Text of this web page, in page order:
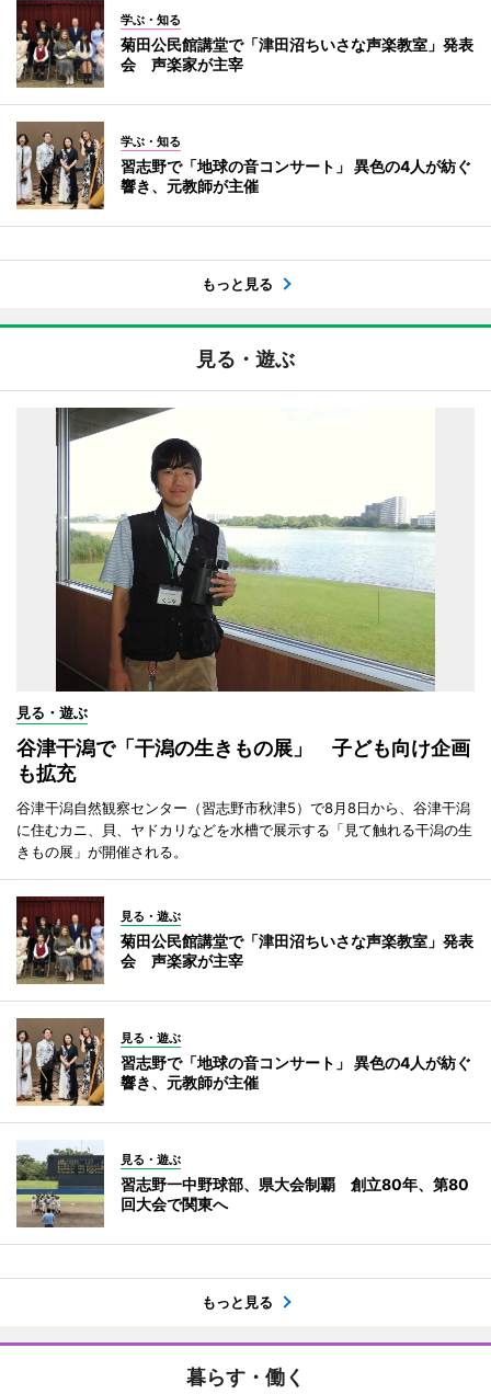
学ぶ・知る
菊田公民館講堂で「津田沼ちいさな声楽教室」発表
会 声楽家が主宰
学ぶ・知る
習志野で「地球の音コンサート」 異色の4人が紡ぐ
響き、元教師が主催
もっと見る
見る・遊ぶ
見る・遊ぶ
谷津干潟で「干潟の生きもの展」 子ども向け企画
も拡充
谷津干潟自然観察センター（習志野市秋津5）で8月8日から、谷津干潟
に住むカニ、貝、ヤドカリなどを水槽で展示する「見て触れる干潟の生
きもの展」が開催される。
見る・遊ぶ
菊田公民館講堂で「津田沼ちいさな声楽教室」発表
会 声楽家が主宰
見る・遊ぶ
習志野で「地球の音コンサート」 異色の4人が紡ぐ
響き、元教師が主催
見る・遊ぶ
習志野一中野球部、県大会制覇 創立80年、第80
回大会で関東へ
もっと見る
暮らす・働く